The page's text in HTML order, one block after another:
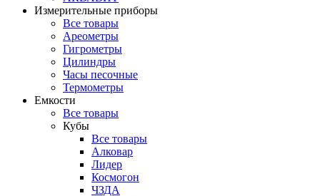
Измерительные приборы
Все товары
Ареометры
Гигрометры
Цилиндры
Часы песочные
Термометры
Емкости
Все товары
Кубы
Все товары
Алковар
Лидер
Космогон
ЧЗДА